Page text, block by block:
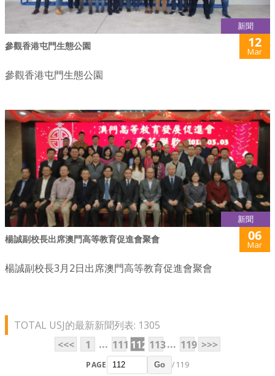
新聞
參觀香港屯門生態公園 12
Mar
參觀香港屯門生態公園
新聞
楊誠副校長出席澳門高等教育促進會聚會 06
Mar
楊誠副校長3月2日出席澳門高等教育促進會聚會
TOTAL USJ的最新新聞列表: 1305
<<<
1 ... 111 112 113... 119 >>>
PAGE Go / 119